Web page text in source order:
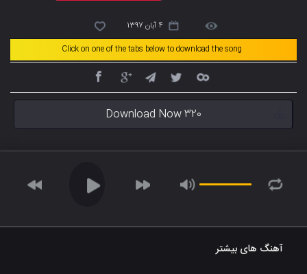
4 آبان 1397
Click on one of the tabs below to download the song
Download Now 320
آهنگ های بیشتر